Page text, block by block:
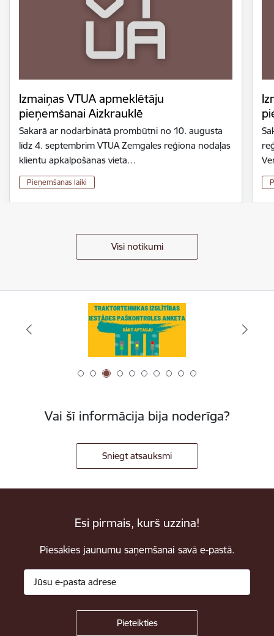
Izmaiņas VTUA apmeklētāju
pieņemšanai Aizkrauklē
Sakarā ar nodarbinātā prombūtni no 10. augusta
līdz 4. septembrim VTUA Zemgales reģiona nodaļas
klientu apkalpošanas vieta…
Pieņemšanas laiki
Visi notikumi
Vai šī informācija bija noderīga?
Sniegt atsauksmi
Esi pirmais, kurš uzzina!
Piesakies jaunumu saņemšanai savā e-pastā.